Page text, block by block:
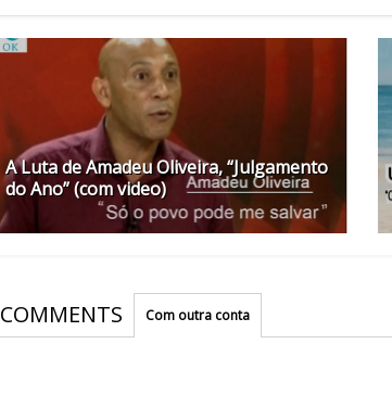
A Luta de Amadeu Oliveira, “Julgamento
do Ano” (com video)
COMMENTS Com outra conta